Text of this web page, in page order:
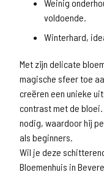
Weinig
voldoende.
Winterhard,
Met zijn delicate
magische sfeer toe
creëren een unieke
contrast met de
nodig, waardoor hij
als beginners.
Wil je deze
Bloemenhuis in